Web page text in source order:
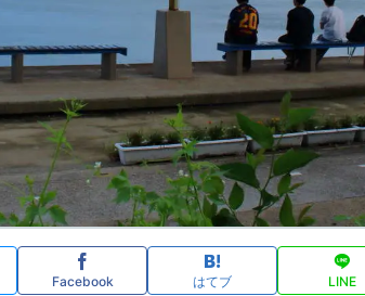
Facebook はてブ LINE